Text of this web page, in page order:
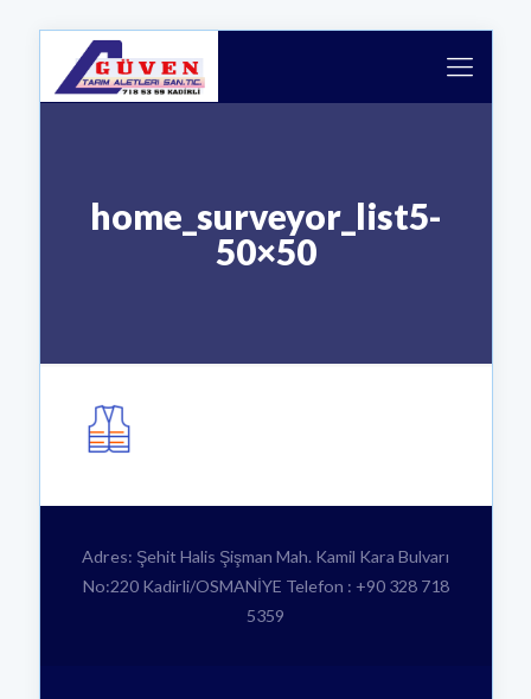
home_surveyor_list5-
50×50
Adres: Şehit Halis Şişman Mah. Kamil Kara Bulvarı
No:220 Kadirli/OSMANİYE Telefon : +90 328 718
5359